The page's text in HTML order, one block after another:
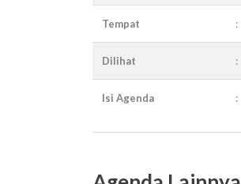
Tempat :
Dilihat :
Isi Agenda :